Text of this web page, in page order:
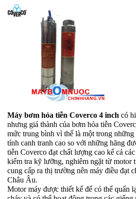
Máy bơm hỏa tiễn Coverco 4 inch có
nhưng giá thành của bơm hỏa tiễn
mức trung bình vì thế là một trong những
tính canh tranh cao so với những hãng
tiễn Coverco đạt chất lượng cao kể cả
kiểm tra kỹ lưỡng, nghiêm ngặt từ motor
cung cấp ra thị trường nên máy điều đạt
Châu Âu.
Motor máy được thiết kế để có thể quấn